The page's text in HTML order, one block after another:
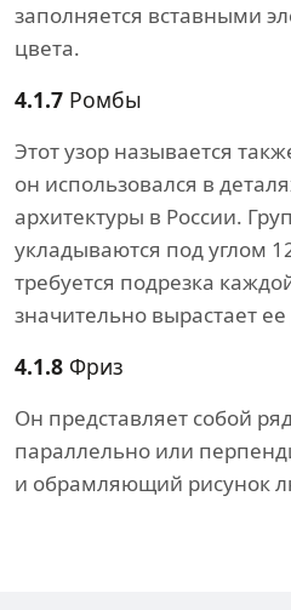
заполняется вставными
цвета.
4.1.7 Ромбы
Этот узор называется
он использовался в
архитектуры в России.
укладываются под углом
требуется подрезка
значительно вырастает ее
4.1.8 Фриз
Он представляет собой
параллельно или
и обрамляющий рисунок